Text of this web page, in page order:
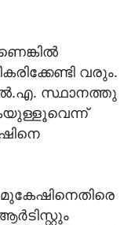
വരും.
സ്ഥാനത്തു
മുകേഷിനെതിരെ